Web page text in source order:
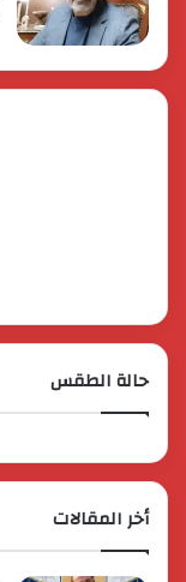
حالة الطقس
أخر المقالات